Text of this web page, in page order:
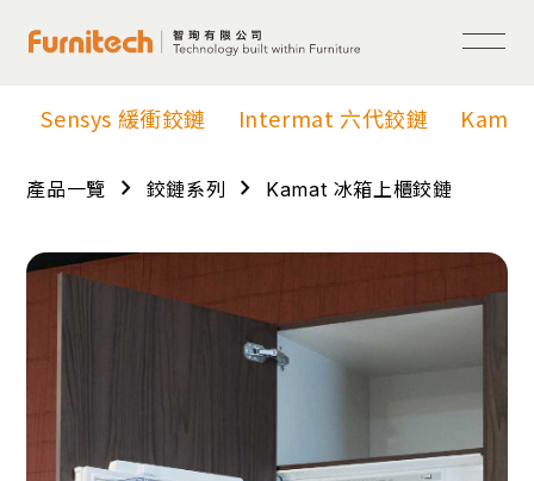
Sensys 緩衝鉸鏈 Intermat 六代鉸鏈
產品一覽 chevron_right 鉸鏈系列 chevron_right Kamat 冰箱上櫃鉸鏈